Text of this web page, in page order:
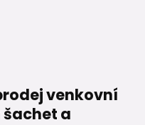
venkovní
a